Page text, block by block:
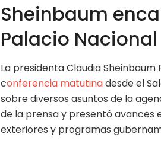
Sheinbaum
Palacio Nacional
La presidenta Claudia
conferencia matutinadesde el
sobre diversos asuntos de la
de la prensa y presentó avances
exteriores y programas